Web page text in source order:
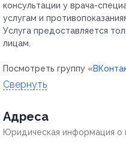
консультации у врача-
услугам и
Услуга предоставляется
лицам.
Посмотреть группу «
Свернуть
Адресa
Юридическая информация о